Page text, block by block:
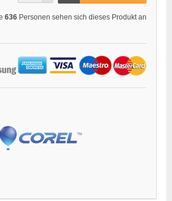
636 Personen sehen sich dieses Produkt an